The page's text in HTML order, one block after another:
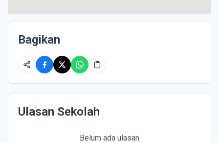
Bagikan
Ulasan Sekolah
Belum ada ulasan